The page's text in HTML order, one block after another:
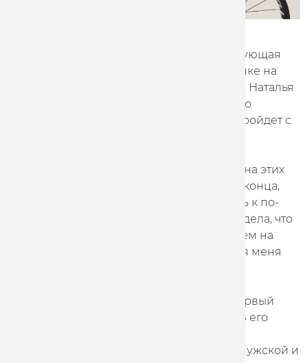
многократная чемпионка России, действующая
чемпионка России в индивидуальной гонке на
шоссе, гонщица команды «Марафон-Тула» Наталья
Фролова выступит на чемпионате мира по
шоссейному велоспорту (UCI), который пройдет с
«Я благодарна за возможность выступать на этих
соревнованиях. Моя цель — бороться до конца,
показать все, на что я способна. Готовлюсь к по-
настоящему напряженным заездам — видела, что
ожидается сложная трасса с восхождением на
гору Кигали. Уверена, этот опыт станет для меня
Чемпионат мира на шоссе в Руанде — первый
подобный старт на территории Африки. В его
индивидуальные гонки на время среди мужской и